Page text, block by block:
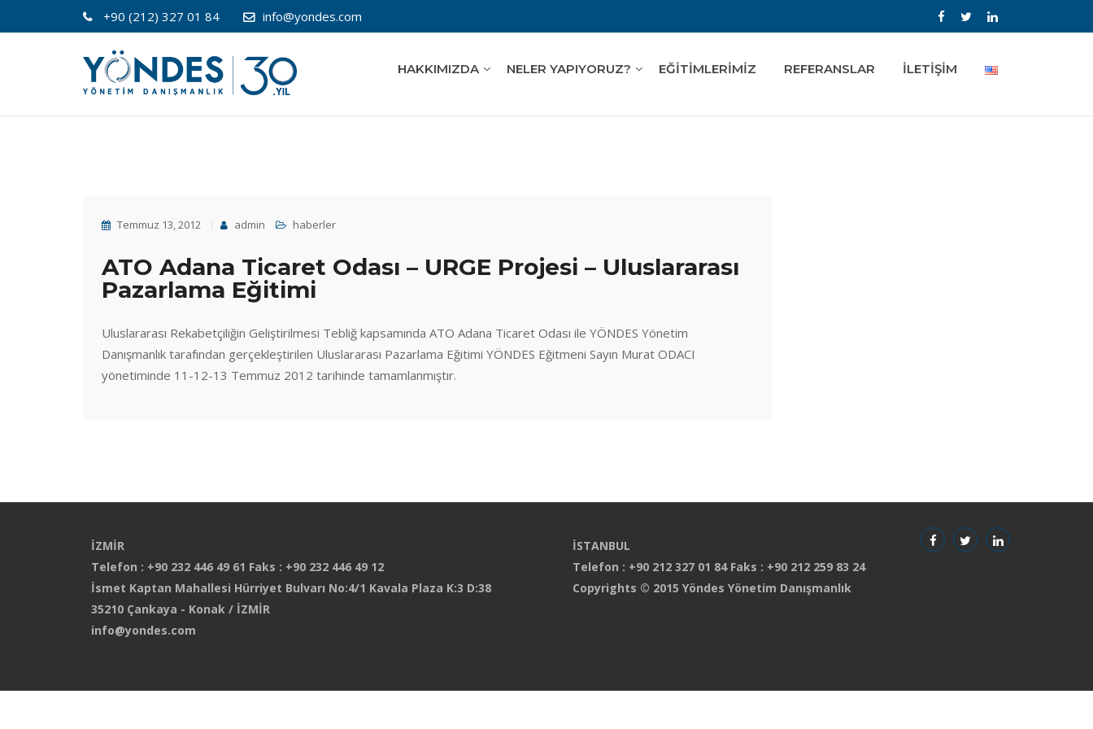
+90 (212) 327 01 84 info@yondes.com
HAKKIMIZDA NELER YAPIYORUZ? EĞİTİMLERİMİZ REFERANSLAR İLETİŞİM
Temmuz 13, 2012 admin haberler
ATO Adana Ticaret Odası – URGE Projesi – Uluslararası
Pazarlama Eğitimi
Uluslararası Rekabetçiliğin Geliştirilmesi Tebliğ kapsamında ATO Adana Ticaret Odası ile YÖNDES Yönetim
Danışmanlık tarafından gerçekleştirilen Uluslararası Pazarlama Eğitimi YÖNDES Eğitmeni Sayın Murat ODACI
yönetiminde 11-12-13 Temmuz 2012 tarihinde tamamlanmıştır.
İZMİR
Telefon : +90 232 446 49 61 Faks : +90 232 446 49 12
İsmet Kaptan Mahallesi Hürriyet Bulvarı No:4/1 Kavala Plaza K:3 D:38
35210 Çankaya - Konak / İZMİR
info@yondes.com
İSTANBUL
Telefon : +90 212 327 01 84 Faks : +90 212 259 83 24
Copyrights © 2015 Yöndes Yönetim Danışmanlık